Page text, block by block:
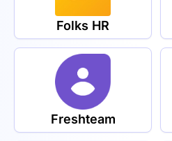
Folks HR
Freshteam